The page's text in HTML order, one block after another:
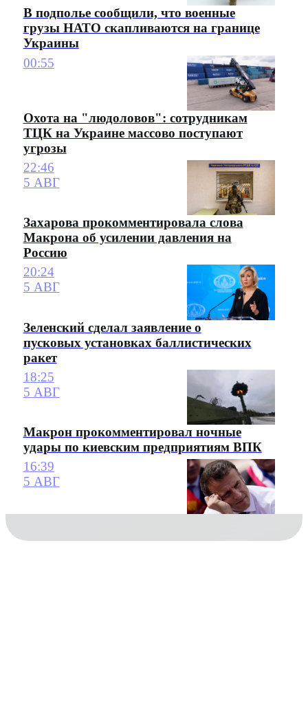
В подполье сообщили, что военные
грузы НАТО скапливаются на границе
Украины
00:55
Охота на "людоловов": сотрудникам
ТЦК на Украине массово поступают
угрозы
22:46
5 АВГ
Захарова прокомментировала слова
Макрона об усилении давления на
Россию
20:24
5 АВГ
Зеленский сделал заявление о
пусковых установках баллистических
ракет
18:25
5 АВГ
Макрон прокомментировал ночные
удары по киевским предприятиям ВПК
16:39
5 АВГ